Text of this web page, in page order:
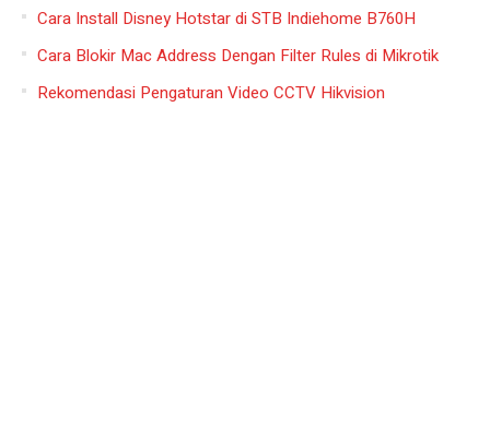
Cara Install Disney Hotstar di STB Indiehome B760H
Cara Blokir Mac Address Dengan Filter Rules di Mikrotik
Rekomendasi Pengaturan Video CCTV Hikvision